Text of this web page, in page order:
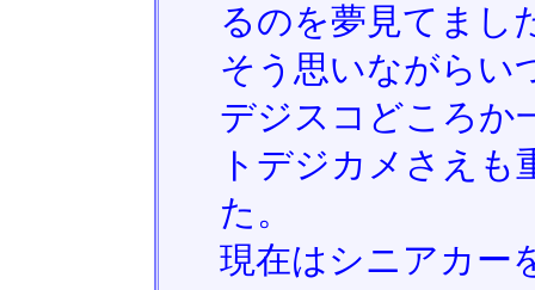
るのを夢見てまし
そう思いながらい
デジスコどころか
トデジカメさえ
た。
現在はシニアカー